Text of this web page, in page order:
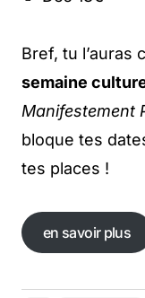
Bref, tu l’auras
semaine
Manifestement
bloque tes
tes places !
en savoir plus
en savoir plus